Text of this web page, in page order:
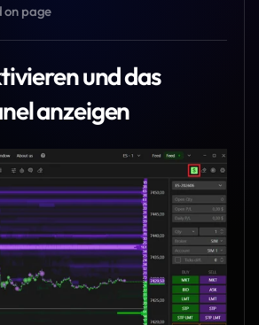
on page
und das
anzeigen